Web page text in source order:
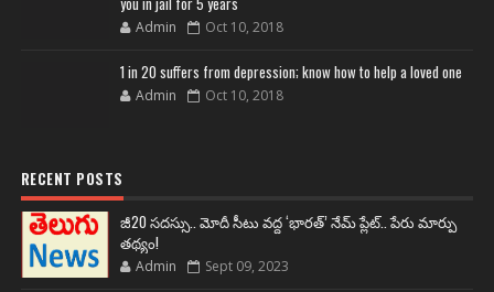
Admin Oct 10, 2018
1 in 20 suffers from depression; know how to help a loved one
Admin Oct 10, 2018
RECENT POSTS
జీ20 సదస్సు.. మోదీ సీటు వద్ద ‘భారత్’ నేమ్ ప్లేట్‌.. పేరు మార్పు
తథ్యం!
Admin Sept 09, 2023